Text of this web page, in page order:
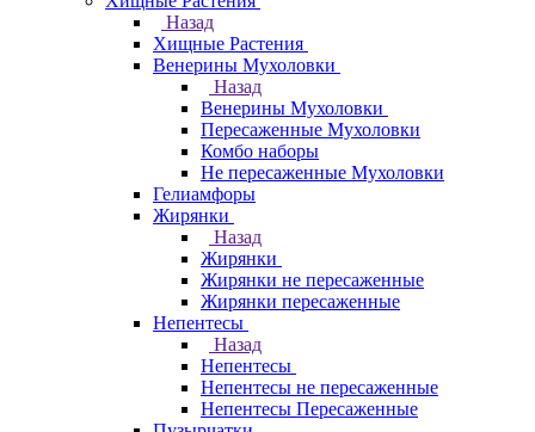
Назад
Хищные Растения
Венерины Мухоловки
Назад
Венерины Мухоловки
Пересаженные Мухоловки
Комбо наборы
Не пересаженные Мухоловки
Гелиамфоры
Жирянки
Назад
Жирянки
Жирянки не пересаженные
Жирянки пересаженные
Непентесы
Назад
Непентесы
Непентесы не пересаженные
Непентесы Пересаженные